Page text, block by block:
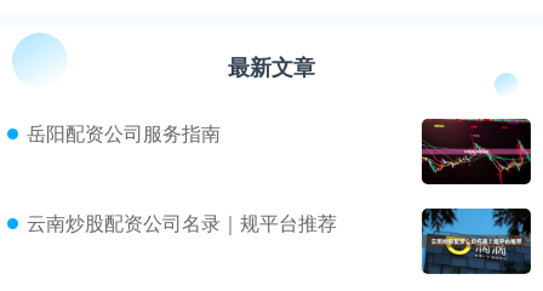
最新文章
岳阳配资公司服务指南
云南炒股配资公司名录｜规平台推荐